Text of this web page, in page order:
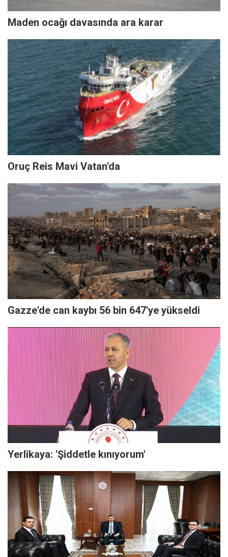
Maden ocağı davasında ara karar
Oruç Reis Mavi Vatan'da
Gazze'de can kaybı 56 bin 647'ye yükseldi
Yerlikaya: 'Şiddetle kınıyorum'